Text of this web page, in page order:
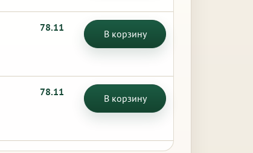
78.11
В корзину
78.11
В корзину